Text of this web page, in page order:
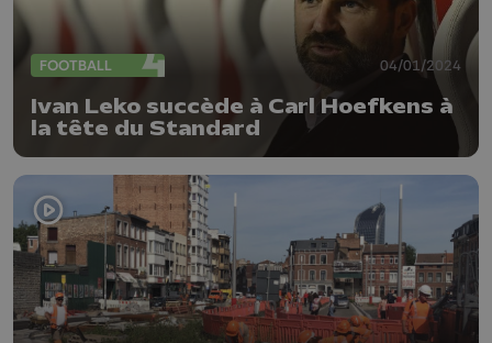
FOOTBALL 04/01/2024
Ivan Leko succède à Carl Hoefkens à
la tête du Standard